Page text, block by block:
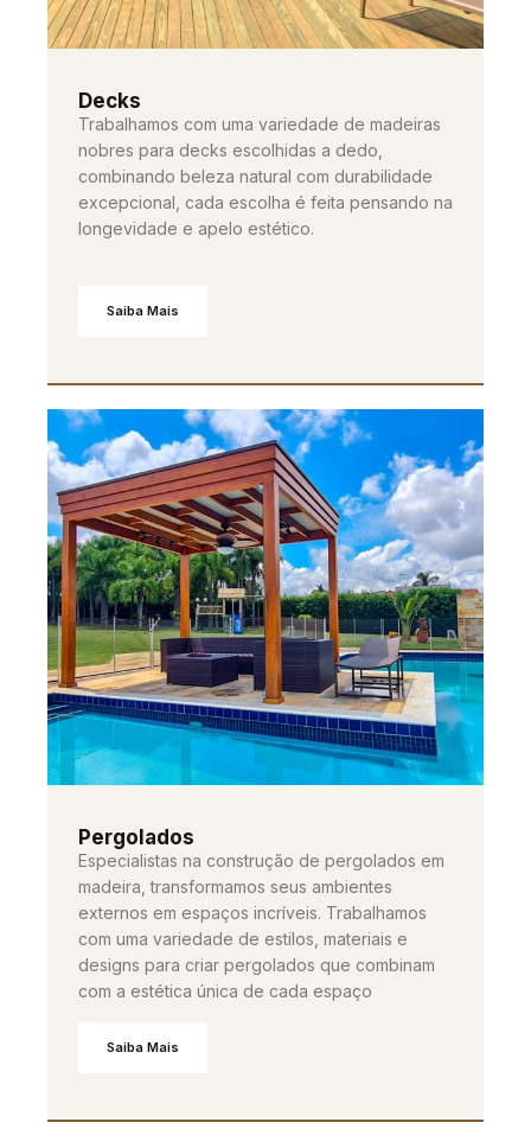
Decks
Trabalhamos com uma variedade de madeiras
nobres para decks escolhidas a dedo,
combinando beleza natural com durabilidade
excepcional, cada escolha é feita pensando na
longevidade e apelo estético.
Saiba Mais
Pergolados
Especialistas na construção de pergolados em
madeira, transformamos seus ambientes
externos em espaços incríveis. Trabalhamos
com uma variedade de estilos, materiais e
designs para criar pergolados que combinam
com a estética única de cada espaço
Saiba Mais